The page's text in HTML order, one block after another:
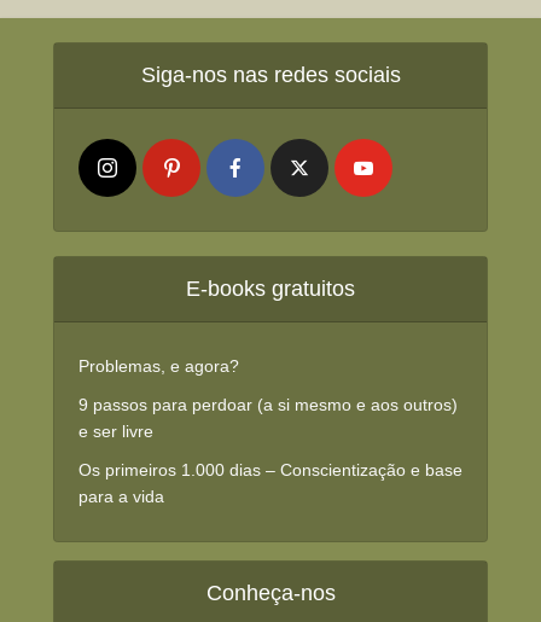
Siga-nos nas redes sociais
E-books gratuitos
Problemas, e agora?
9 passos para perdoar (a si mesmo e aos outros)
e ser livre
Os primeiros 1.000 dias – Conscientização e base
para a vida
Conheça-nos